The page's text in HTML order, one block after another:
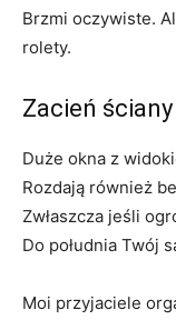
Brzmi oczywiste.
rolety.
Zacień ściany
Duże okna z
Rozdają również
Zwłaszcza jeśli
Do południa Twój
Moi przyjaciele